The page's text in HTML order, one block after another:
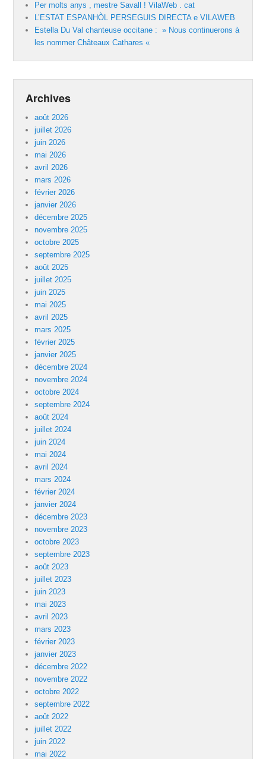
Per molts anys , mestre Savall ! VilaWeb . cat
L’ESTAT ESPANHÒL PERSEGUIS DIRECTA e VILAWEB
Estella Du Val chanteuse occitane : » Nous continuerons à
les nommer Châteaux Cathares «
Archives
août 2026
juillet 2026
juin 2026
mai 2026
avril 2026
mars 2026
février 2026
janvier 2026
décembre 2025
novembre 2025
octobre 2025
septembre 2025
août 2025
juillet 2025
juin 2025
mai 2025
avril 2025
mars 2025
février 2025
janvier 2025
décembre 2024
novembre 2024
octobre 2024
septembre 2024
août 2024
juillet 2024
juin 2024
mai 2024
avril 2024
mars 2024
février 2024
janvier 2024
décembre 2023
novembre 2023
octobre 2023
septembre 2023
août 2023
juillet 2023
juin 2023
mai 2023
avril 2023
mars 2023
février 2023
janvier 2023
décembre 2022
novembre 2022
octobre 2022
septembre 2022
août 2022
juillet 2022
juin 2022
mai 2022